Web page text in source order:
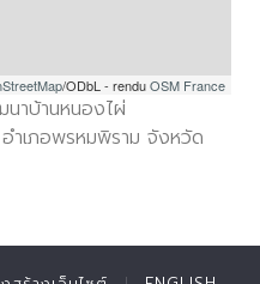
/ODbL - renduOSM France
าบ้านหนองไผ่
ำเภอพรหมพิราม จังหวัด